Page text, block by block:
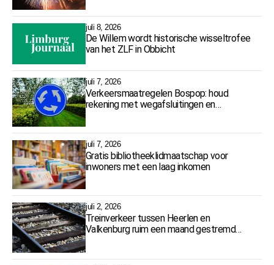
juli 8, 2026
De Willem wordt historische wisseltrofee
van het ZLF in Obbicht
juli 7, 2026
Verkeersmaatregelen Bospop: houd
rekening met wegafsluitingen en
juli 7, 2026
Gratis bibliotheeklidmaatschap voor
inwoners met een laag inkomen
juli 2, 2026
Treinverkeer tussen Heerlen en
Valkenburg ruim een maand gestremd